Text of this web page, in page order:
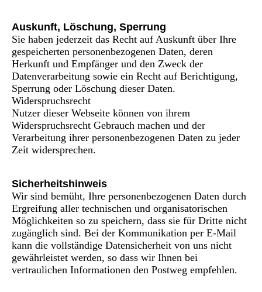
Auskunft, Löschung, Sperrung
Sie haben jederzeit das Recht auf Auskunft über Ihre
gespeicherten personenbezogenen Daten, deren
Herkunft und Empfänger und den Zweck der
Datenverarbeitung sowie ein Recht auf Berichtigung,
Sperrung oder Löschung dieser Daten.
Widerspruchsrecht
Nutzer dieser Webseite können von ihrem
Widerspruchsrecht Gebrauch machen und der
Verarbeitung ihrer personenbezogenen Daten zu jeder
Zeit widersprechen.
Sicherheitshinweis
Wir sind bemüht, Ihre personenbezogenen Daten durch
Ergreifung aller technischen und organisatorischen
Möglichkeiten so zu speichern, dass sie für Dritte nicht
zugänglich sind. Bei der Kommunikation per E-Mail
kann die vollständige Datensicherheit von uns nicht
gewährleistet werden, so dass wir Ihnen bei
vertraulichen Informationen den Postweg empfehlen.